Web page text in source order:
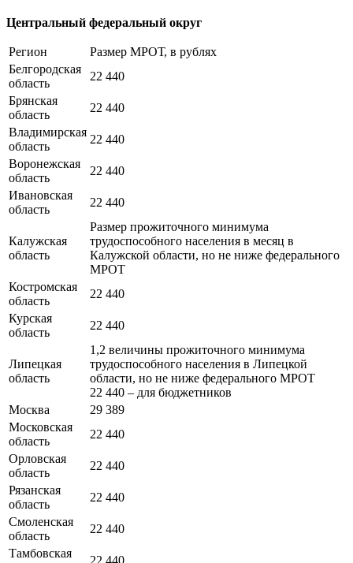
Центральный федеральный округ
Регион
Размер МРОТ, в рублях
Белгородская
область
22 440
Брянская
область
22 440
Владимирская
область
22 440
Воронежская
область
22 440
Ивановская
область
22 440
Калужская
область
Размер прожиточного минимума
трудоспособного населения в месяц в
Калужской области, но не ниже федерального
МРОТ
Костромская
область
22 440
Курская
область
22 440
Липецкая
область
1,2 величины прожиточного минимума
трудоспособного населения в Липецкой
области, но не ниже федерального МРОТ
22 440 – для бюджетников
Москва
29 389
Московская
область
22 440
Орловская
область
22 440
Рязанская
область
22 440
Смоленская
область
22 440
Тамбовская
22 440